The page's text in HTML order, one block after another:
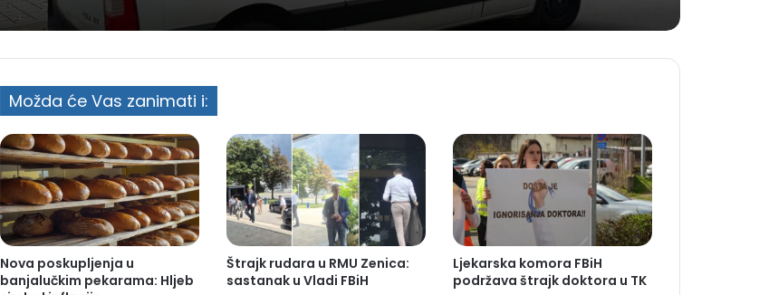
Možda će Vas zanimati i:
Nova poskupljenja u
banjalučkim pekarama: Hljeb
Štrajk rudara u RMU Zenica:
sastanak u Vladi FBiH
Ljekarska komora FBiH
podržava štrajk doktora u TK